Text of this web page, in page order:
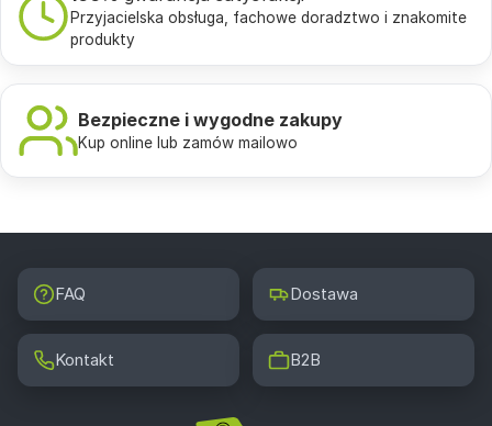
Przyjacielska obsługa, fachowe doradztwo i znakomite
produkty
Bezpieczne i wygodne zakupy
Kup online lub zamów mailowo
FAQ Dostawa
Kontakt B2B